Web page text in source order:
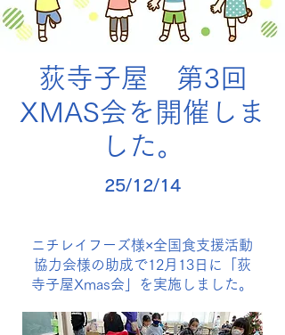
荻寺子屋 第3回
XMAS会を開催しま
した。
25/12/14
ニチレイフーズ様×全国食支援活動
協力会様の助成で12月13日に「荻
寺子屋Xmas会」を実施しました。